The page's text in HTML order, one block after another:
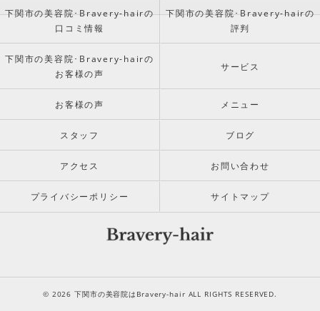
下関市の美容院･Bravery-hairの
口コミ情報
下関市の美容院･Bravery-hairの
評判
下関市の美容院･Bravery-hairの
お客様の声
サービス
お客様の声 メニュー
スタッフ ブログ
アクセス お問い合わせ
プライバシーポリシー サイトマップ
© 2026 下関市の美容院はBravery-hair ALL RIGHTS RESERVED.